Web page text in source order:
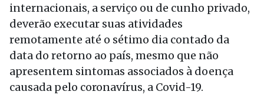
internacionais, a serviço ou de cunho privado,
deverão executar suas atividades
remotamente até o sétimo dia contado da
data do retorno ao país, mesmo que não
apresentem sintomas associados à doença
causada pelo coronavírus, a Covid-19.